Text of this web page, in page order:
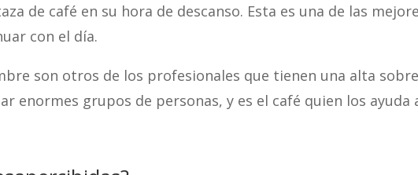
de café en su hora de descanso. Esta es una de las
con el día.
son otros de los profesionales que tienen una alta
enormes grupos de personas, y es el café quien los ayuda